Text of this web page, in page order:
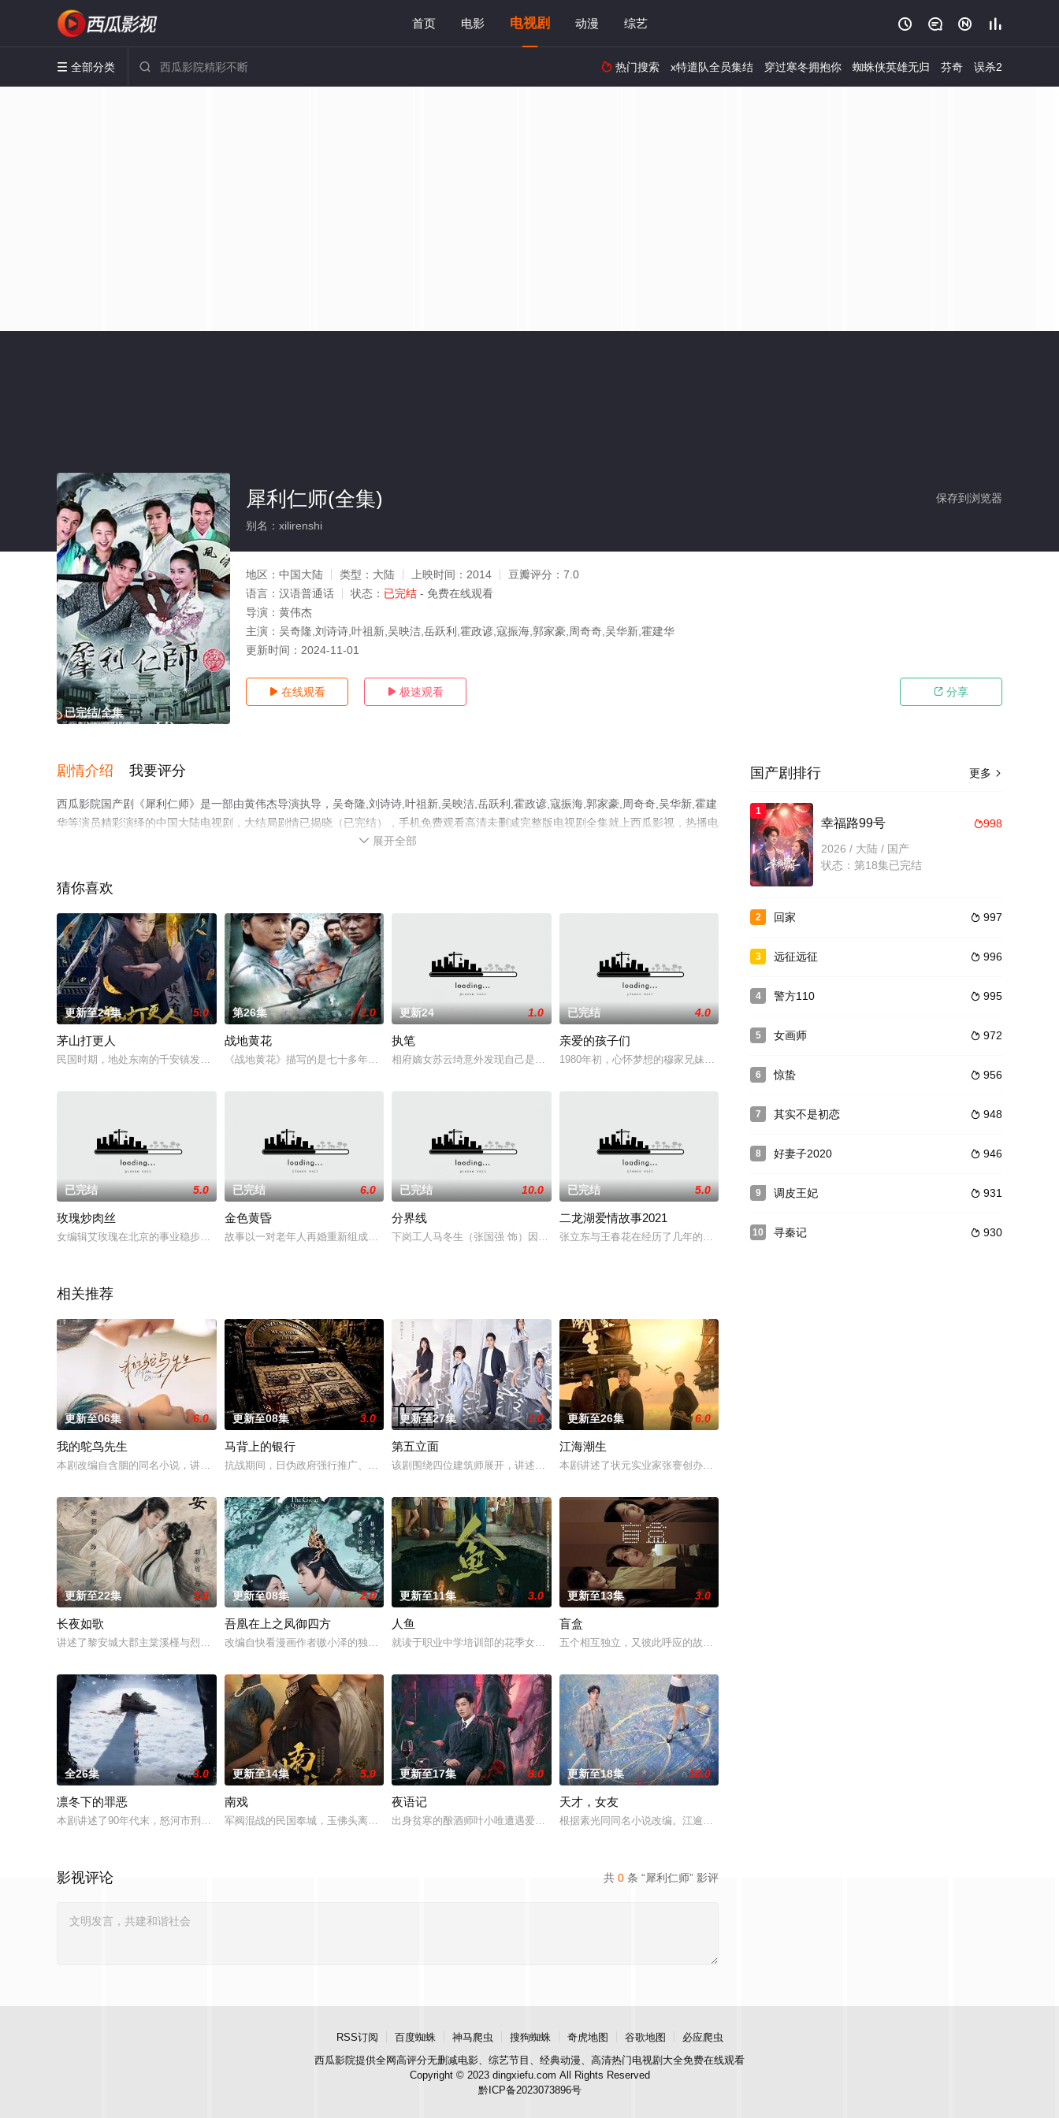
首页 电影 电视剧 动漫 综艺    
 全部分类   热门搜索 x特遣队全员集结 穿过寒冬拥抱你 蜘蛛侠英雄无归 芬奇 误杀2
已完结/全集
保存到浏览器
犀利仁师(全集)
别名：xilirenshi
地区： 中国大陆 类型： 大陆 上映时间： 2014 豆瓣评分： 7.0
语言： 汉语普通话 状态： 已完结 - 免费在线观看
导演： 黄伟杰
主演： 吴奇隆,刘诗诗,叶祖新,吴映洁,岳跃利,霍政谚,寇振海,郭家豪,周奇奇,吴华新,霍建华
更新时间： 2024-11-01
 在线观看  极速观看  分享
剧情介绍 我要评分
西瓜影院国产剧《犀利仁师》是一部由黄伟杰导演执导，吴奇隆,刘诗诗,叶祖新,吴映洁,岳跃利,霍政谚,寇振海,郭家豪,周奇奇,吴华新,霍建
华等演员精彩演绎的中国大陆电视剧，大结局剧情已揭晓（已完结），手机免费观看高清未删减完整版电视剧全集就上西瓜影视，热播电
视剧提前免费观看，更多剧情信息可移步至豆瓣电视剧、电视猫或剧情网等平台了解。
 展开全部
猜你喜欢
更新至24集 5.0
茅山打更人
民国时期，地处东南的千安镇发生了一系列骇人听闻的事，一个月内竟有五人在毫无征兆下自杀，镇民们人心惶惶。镇上更夫不仅身负提时报晓的责任
第26集 2.0
战地黄花
《战地黄花》描写的是七十多年前，三十名女红军战士随中国工农红军第一方面军长征的故事。他们包括邓颖超、蔡畅、康克清、贺子珍、李坚真、刘
更新24 1.0
执笔
相府嫡女苏云绮意外发现自己是小说中的恶毒女配，而她的悲惨结局也被记录“命书”当中无法改变。苏云绮不愿接受命运安排，她要利用“命书”逆
已完结 4.0
亲爱的孩子们
1980年初，心怀梦想的穆家兄妹，感受到了时代变革的信号，他们努力抓住机遇，去实现自己的梦想。穆枫的
已完结 5.0
玫瑰炒肉丝
女编辑艾玫瑰在北京的事业稳步上升，但爱情无果。玫瑰在闺蜜杨二辉的介绍下认识了情感咨询专家宋时鱼，在一次相亲中，她结识了代朋友应急前来
已完结 6.0
金色黄昏
故事以一对老年人再婚重新组成家庭开篇，以两人之间的艰难磨合过程为主线贯穿全剧，直到最终的“心心相印”结束。
已完结 10.0
分界线
下岗工人马冬生（张国强 饰）因为女儿马瑾突然得重症，蒙面抢劫了一家“黑店”。这家店的老板李兵当年曾强暴过马冬生的徒弟，负责此案的刑警
已完结 5.0
二龙湖爱情故事2021
张立东与王春花在经历了几年的爱情长跑后终于决定步入婚姻殿堂，不料出海跑船失联多年的王春花父亲——
相关推荐
更新至06集 6.0
我的鸵鸟先生
本剧改编自含胭的同名小说，讲述了邻家女孩庞倩（苏晓彤 饰）与童年时因一场意外落下身体残缺的少年顾铭夕（何洛洛 饰）的成长印记与深深联
更新至08集 3.0
马背上的银行
抗战期间，日伪政府强行推广、使用由“中国准备银行”发行的伪钞货币。根据党中央指示，高景波、徐邵梁、孙希光和黄鹰等人开始筹备建立冀南银
更新至27集 1.0
第五立面
该剧围绕四位建筑师展开，讲述了他们在中意合作项目中面对专业挑战与境外竞争，通过创新实践实现本土设计理念突破的故事。
更新至26集 6.0
江海潮生
本剧讲述了状元实业家张謇创办大生企业，实业报国的故事。甲午战争后，国家蒙羞，张謇虽高中状元，却渴
更新至22集 3.0
长夜如歌
讲述了黎安城大郡主棠溪槿与烈云峥之间曲折动人的情感，以及他们在复杂局势中坚守初心、勇敢面对困难的爱情故事。通过剧中主人公在成长的道路
更新至08集 2.0
吾凰在上之凤御四方
改编自快看漫画作者嗷小泽的独家连载漫画《吾凰在上》。
更新至11集 3.0
人鱼
就读于职业中学培训部的花季女生苏琳（黄杨钿甜 饰），虽自小被父母忽视，在艰苦环境中长大，但她始终刻苦学习，憧憬未来。为此，苏琳苦练
更新至13集 3.0
盲盒
五个相互独立，又彼此呼应的故事——用一场精心策划的“夏令营”完成复仇的受害者；临终前与遗憾和解的“无
全26集 3.0
凛冬下的罪恶
本剧讲述了90年代末，怒河市刑侦支队在无普及监控、无DNA鉴定技术的支持下，通过摸排、勘查等传统刑侦手段，接连破获数起重案要案的艰难
更新至14集 5.0
南戏
军阀混战的民国奉城，玉佛头离奇失窃，戏班主横尸戏台，将冷血少帅许又安与昆曲名伶荣筱楠推向不死不休的对立绝境。而他们不知，对方正是自己
更新至17集 8.0
夜语记
出身贫寒的酿酒师叶小唯遭遇爱人程桉、恩师林晚媚的双重背叛。她从恨意中涅槃重生，借私生女桑落的身份入住程家。她步步为营，周旋在各怀
更新至18集 10.0
天才，女友
根据素光同同名小说改编。江逾白长大以后，林知夏忽然对他说：“江逾白，我喜欢你，哲学和生物学意义上的
共 0 条 “犀利仁师” 影评
影视评论
更多 
国产剧排行
1
998
幸福路99号
2026 / 大陆 / 国产
状态：第18集已完结
2  997
回家
3  996
远征远征
4  995
警方110
5  972
女画师
6  956
惊蛰
7  948
其实不是初恋
8  946
好妻子2020
9  931
调皮王妃
10  930
寻秦记
RSS订阅 百度蜘蛛 神马爬虫 搜狗蜘蛛 奇虎地图 谷歌地图
必应爬虫
西瓜影院提供全网高评分无删减电影、综艺节目、经典动漫、高清热门电视剧大全免费在线观看
Copyright © 2023 dingxiefu.com All Rights Reserved
黔ICP备2023073896号